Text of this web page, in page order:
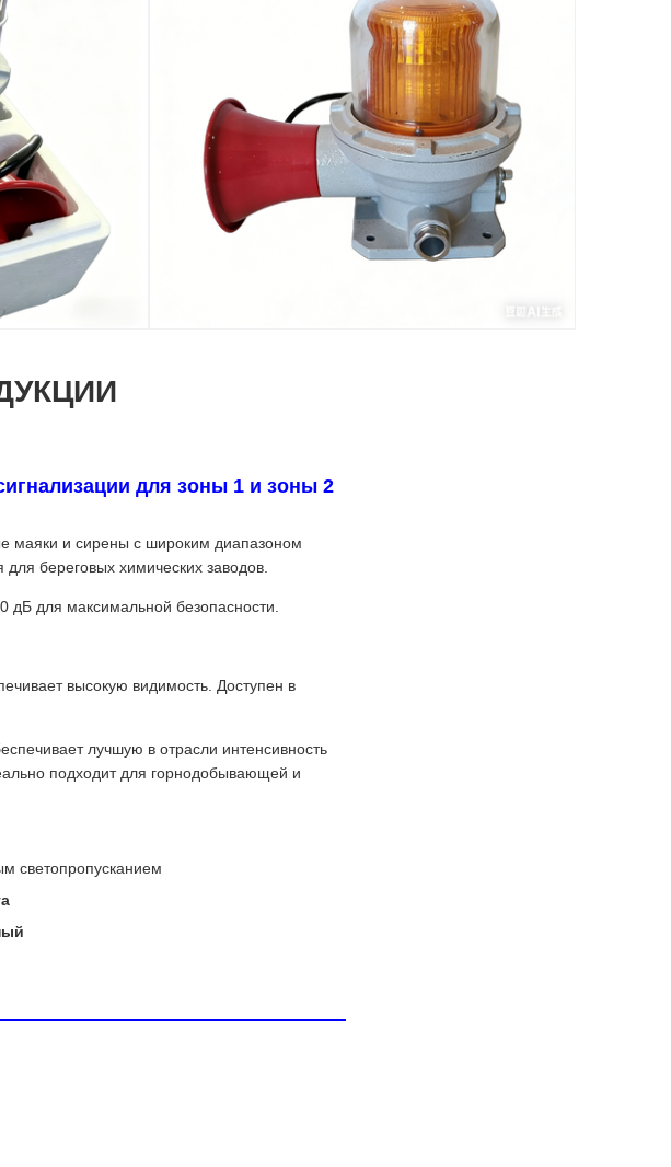
для зоны 1 и зоны 2
маяки и сирены с широким диапазоном
береговых химических заводов.
для максимальной безопасности.
высокую видимость. Доступен в
лучшую в отрасли интенсивность
подходит для горнодобывающей и
светопропусканием